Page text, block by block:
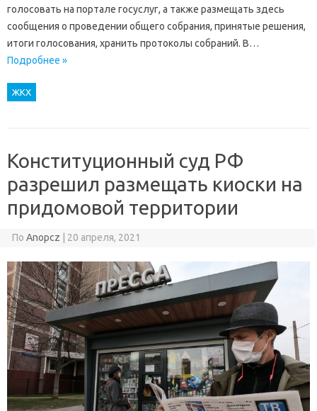
голосовать на портале госуслуг, а также размещать здесь
сообщения о проведении общего собрания, принятые решения,
итоги голосования, хранить протоколы собраний. В…
Подробнее »
ЖКХ
Конституционный суд РФ
разрешил размещать киоски на
придомовой территории
По Anopcz 20 апреля, 2021